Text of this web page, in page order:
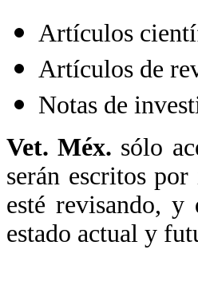
Artículos
Artículos de
Notas de
Vet. Méx. sólo
serán escritos
esté revisando,
estado actual y